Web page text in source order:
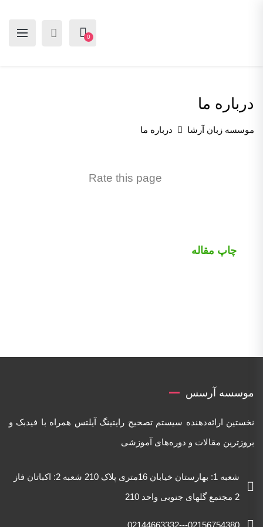
0
درباره ما
موسسه زبان آرشا درباره ما
Rate this page
چاپ مقاله
موسسه آرسس
نخستین ارائه‌دهنده‌ سیستم تصحیح رایتینگ آیلتس همراه با فیدبک و
بروزترین مقالات و دوره‌های آموزشی
شعبه 1: بهارستان خیابان 16متری پلاک 210 شعبه 2: اکباتان فاز
2 مجتمع گلهای جنوبی واحد 210
02156754380---02144663332